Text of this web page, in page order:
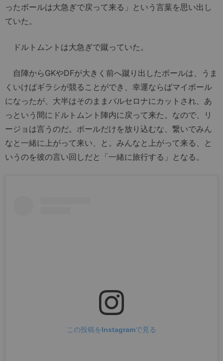
ったボールは大急ぎで戻って来る」という言葉を思い出し
ていた。
ドルトムントは大急ぎで蹴っていた。
自陣からGKやDFが大きく前へ蹴り出したボールは、うま
くいけばギラシが競ることができ、幸運ならばマイボール
になったが、大半はそのままバルセロナにカットされ、あ
っという間にドルトムント陣内に戻って来た。なので、リ
ージョは言うのだ。ボールだけを放り込むな、繋いでみん
なと一緒に上がって来い、と。みんなと上がって来る、と
いうのを彼の言い回しだと「一緒に旅行する」となる。
この投稿をInstagramで見る